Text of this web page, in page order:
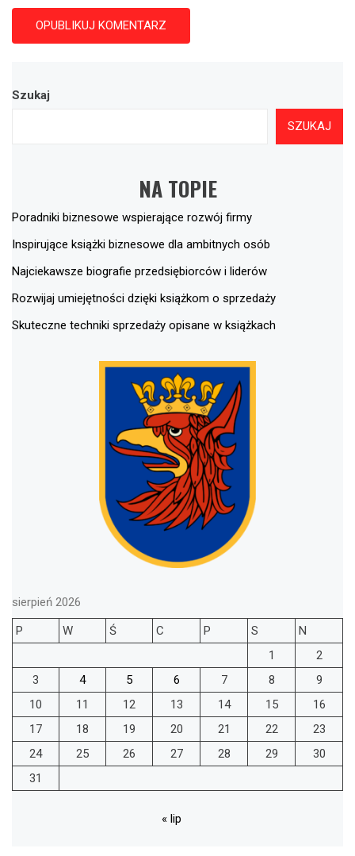
Szukaj
SZUKAJ
NA TOPIE
Poradniki biznesowe wspierające rozwój firmy
Inspirujące książki biznesowe dla ambitnych osób
Najciekawsze biografie przedsiębiorców i liderów
Rozwijaj umiejętności dzięki książkom o sprzedaży
Skuteczne techniki sprzedaży opisane w książkach
sierpień 2026
P
W Ś C P S
N
1
2
3
4 5 6 7 8
9
10
11 12 13 14 15
16
17
18 19 20 21 22
23
24
25 26 27 28 29
30
31
« lip